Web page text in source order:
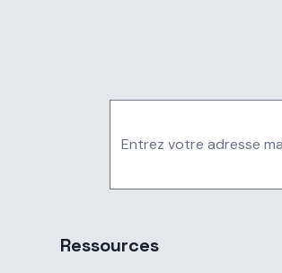
Ressources